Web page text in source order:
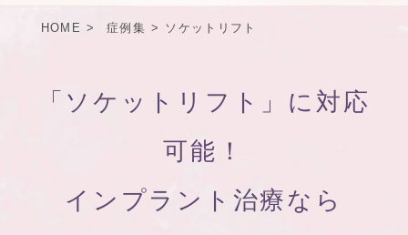
HOME 症例集 ソケットリフト
「ソケットリフト」に対応
可能！
インプラント治療なら